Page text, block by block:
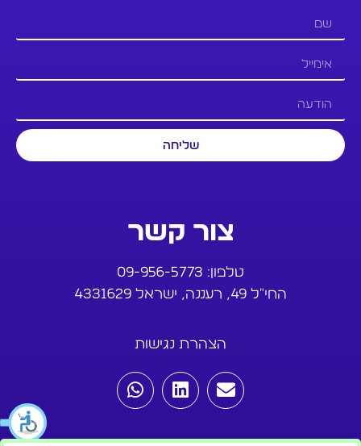
שליחה
צור קשר
טלפון: 09-956-5773
החי"ל 49, רעננה, ישראל 4331629
הצהרת נגישות